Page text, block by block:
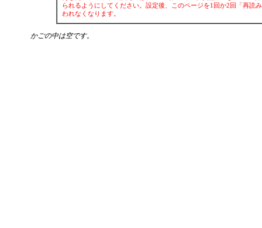
られるようにしてください。設定後、このページを1回か2回「再読
われなくなります。
かごの中は空です。